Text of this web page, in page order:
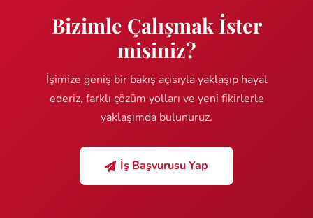
Bizimle Çalışmak İster
misiniz?
İşimize geniş bir bakış açısıyla yaklaşıp hayal
ederiz, farklı çözüm yolları ve yeni fikirlerle
yaklaşımda bulunuruz.
İş Başvurusu Yap